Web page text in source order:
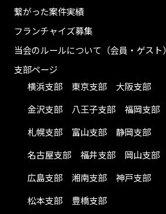
繋がった案件実績
フランチャイズ募集
当会のルールについて（会員・ゲスト）
支部ページ
横浜支部
東京支部
大阪支部
金沢支部
八王子支部
福岡支部
札幌支部
富山支部
静岡支部
名古屋支部
福井支部
岡山支部
広島支部
湘南支部
神戸支部
松本支部
豊橋支部